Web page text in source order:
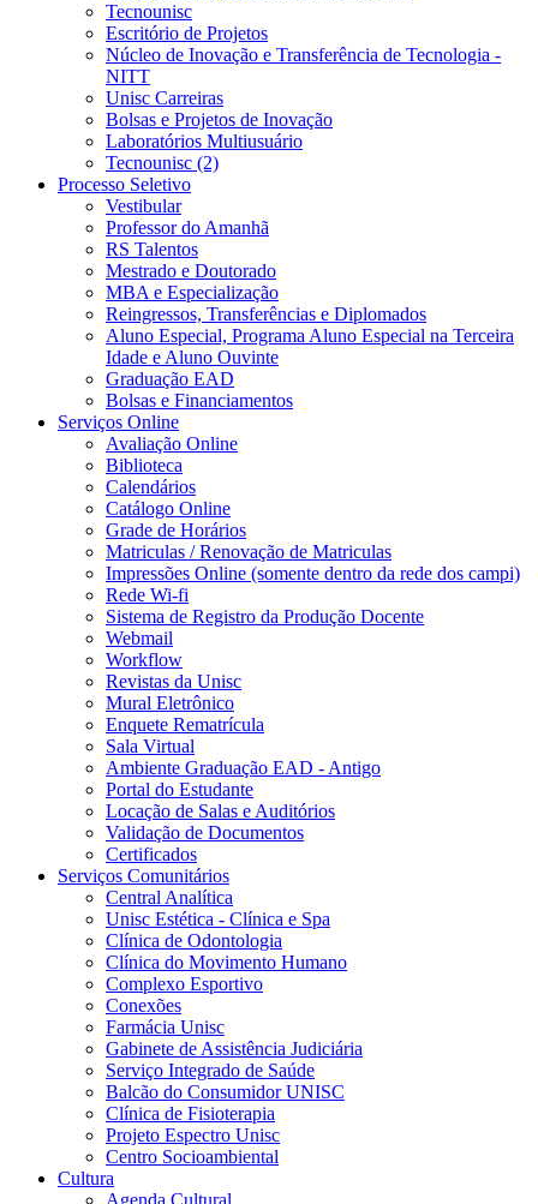
Tecnounisc
Escritório de Projetos
Núcleo de Inovação e Transferência de Tecnologia -
NITT
Unisc Carreiras
Bolsas e Projetos de Inovação
Laboratórios Multiusuário
Tecnounisc (2)
Processo Seletivo
Vestibular
Professor do Amanhã
RS Talentos
Mestrado e Doutorado
MBA e Especialização
Reingressos, Transferências e Diplomados
Aluno Especial, Programa Aluno Especial na Terceira
Idade e Aluno Ouvinte
Graduação EAD
Bolsas e Financiamentos
Serviços Online
Avaliação Online
Biblioteca
Calendários
Catálogo Online
Grade de Horários
Matriculas / Renovação de Matriculas
Impressões Online (somente dentro da rede dos campi)
Rede Wi-fi
Sistema de Registro da Produção Docente
Webmail
Workflow
Revistas da Unisc
Mural Eletrônico
Enquete Rematrícula
Sala Virtual
Ambiente Graduação EAD - Antigo
Portal do Estudante
Locação de Salas e Auditórios
Validação de Documentos
Certificados
Serviços Comunitários
Central Analítica
Unisc Estética - Clínica e Spa
Clínica de Odontologia
Clínica do Movimento Humano
Complexo Esportivo
Conexões
Farmácia Unisc
Gabinete de Assistência Judiciária
Serviço Integrado de Saúde
Balcão do Consumidor UNISC
Clínica de Fisioterapia
Projeto Espectro Unisc
Centro Socioambiental
Cultura
Agenda Cultural